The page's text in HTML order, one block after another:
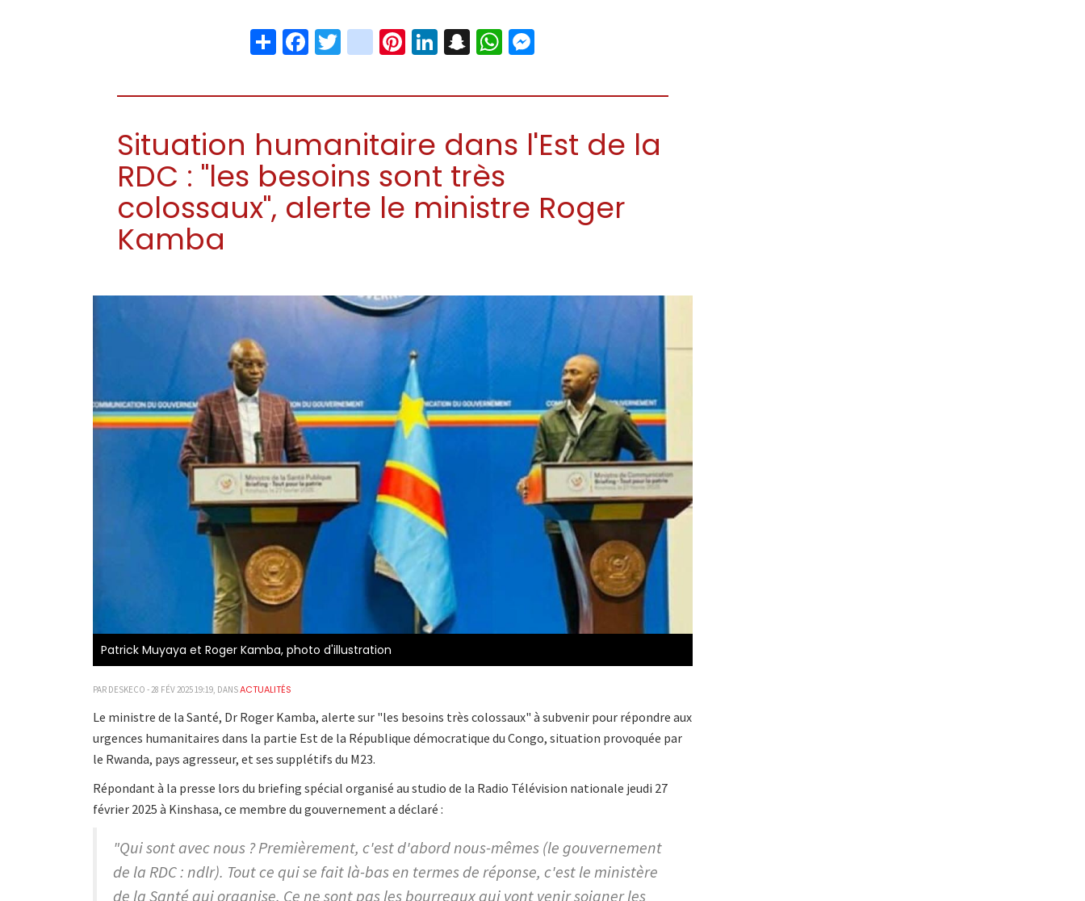
ShareFacebook
Twitter
instagram
Pinterest
LinkedIn
Snapchat
WhatsApp
Situation humanitaire dans l'Est de la
RDC : "les besoins sont très
colossaux", alerte le ministre Roger
Kamba
Patrick Muyaya et Roger Kamba, photo d'illustration
PAR DESKECO - 28 FÉV 2025 19:19, DANSACTUALITÉS
Le ministre de la Santé, Dr Roger Kamba, alerte sur "les besoins très colossaux" à subvenir pour répondre aux
urgences humanitaires dans la partie Est de la République démocratique du Congo, situation provoquée par
le Rwanda, pays agresseur, et ses supplétifs du M23.
Répondant à la presse lors du briefing spécial organisé au studio de la Radio Télévision nationale jeudi 27
février 2025 à Kinshasa, ce membre du gouvernement a déclaré :
"Qui sont avec nous ? Premièrement, c'est d'abord nous-mêmes (le gouvernement
de la RDC : ndlr). Tout ce qui se fait là-bas en termes de réponse, c'est le ministère
de la Santé qui organise. Ce ne sont pas les bourreaux qui vont venir soigner les